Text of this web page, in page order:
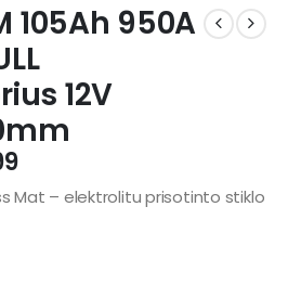
105Ah 950A
12V
Mat – elektrolitu prisotinto stiklo